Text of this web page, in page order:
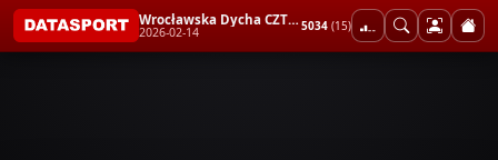
Wrocławska Dycha CZTERY PORY ROKU 2026 - edycja zimowa
2026-02-14 5034 (15)